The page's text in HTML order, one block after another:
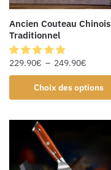
Ancien Couteau Chinois
Traditionnel
229.90€ – 249.90€
Choix des options